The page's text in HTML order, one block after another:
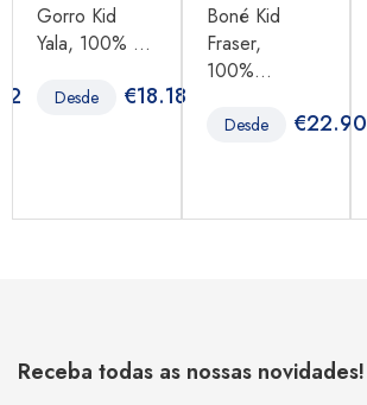
Gorro Kid
Yala, 100% ...
Desde €18.18
Boné Kid
Fraser,
100%...
Desde €22.90
Receba todas as nossas novidades!